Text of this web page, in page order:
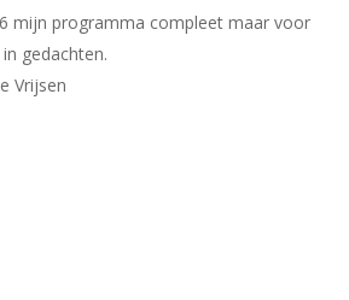
mijn programma compleet maar voor
gedachten.
Vrijsen